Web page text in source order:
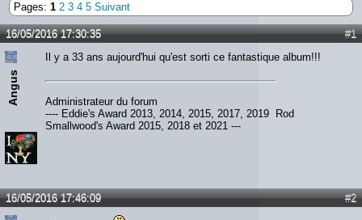
Pages: 1 2 3 4 5 Suivant
#1
16/05/2016 17:30:35
Angus
Il y a 33 ans aujourd'hui qu'est sorti ce fantastique album!!!
Administrateur du forum
---- Eddie's Award 2013, 2014, 2015, 2017, 2019 Rod
Smallwood's Award 2015, 2018 et 2021 ---
#2
16/05/2016 17:46:09